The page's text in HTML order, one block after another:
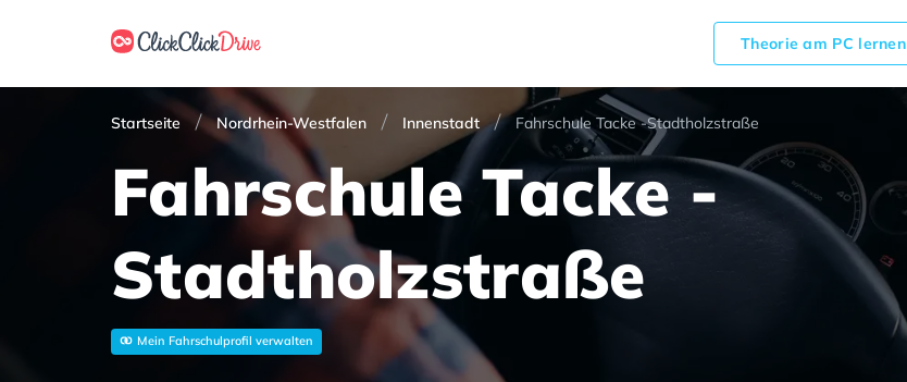
Theorie am PC lernen
Startseite Nordrhein-Westfalen Innenstadt Fahrschule Tacke -Stadtholzstraße
Fahrschule Tacke -
Stadtholzstraße
Mein Fahrschulprofil verwalten